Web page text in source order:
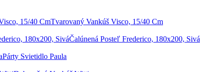
Tvarovaný Vankúš Visco, 15/40 Cm
Čalúnená Posteľ Frederico, 180x200, Sivá
Párty Svietidlo Paula